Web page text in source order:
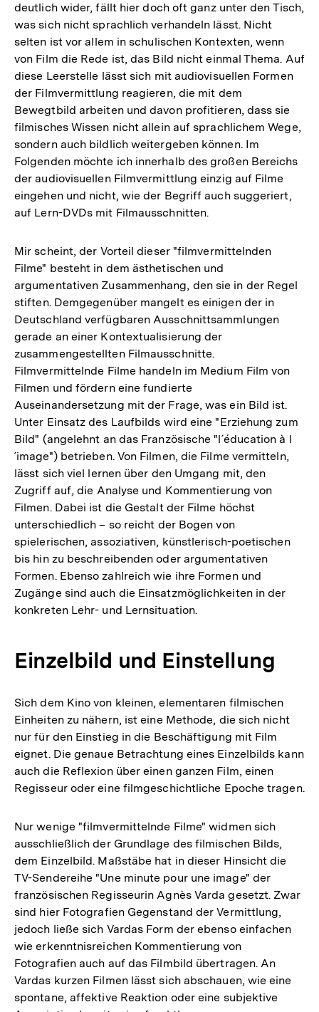
deutlich wider, fällt hier doch oft ganz unter den Tisch,
was sich nicht sprachlich verhandeln lässt. Nicht
selten ist vor allem in schulischen Kontexten, wenn
von Film die Rede ist, das Bild nicht einmal Thema. Auf
diese Leerstelle lässt sich mit audiovisuellen Formen
der Filmvermittlung reagieren, die mit dem
Bewegtbild arbeiten und davon profitieren, dass sie
filmisches Wissen nicht allein auf sprachlichem Wege,
sondern auch bildlich weitergeben können. Im
Folgenden möchte ich innerhalb des großen Bereichs
der audiovisuellen Filmvermittlung einzig auf Filme
eingehen und nicht, wie der Begriff auch suggeriert,
auf Lern-DVDs mit Filmausschnitten.
Mir scheint, der Vorteil dieser "filmvermittelnden
Filme" besteht in dem ästhetischen und
argumentativen Zusammenhang, den sie in der Regel
stiften. Demgegenüber mangelt es einigen der in
Deutschland verfügbaren Ausschnittsammlungen
gerade an einer Kontextualisierung der
zusammengestellten Filmausschnitte.
Filmvermittelnde Filme handeln im Medium Film von
Filmen und fördern eine fundierte
Auseinandersetzung mit der Frage, was ein Bild ist.
Unter Einsatz des Laufbilds wird eine "Erziehung zum
Bild" (angelehnt an das Französische "l´éducation à l
´image") betrieben. Von Filmen, die Filme vermitteln,
lässt sich viel lernen über den Umgang mit, den
Zugriff auf, die Analyse und Kommentierung von
Filmen. Dabei ist die Gestalt der Filme höchst
unterschiedlich – so reicht der Bogen von
spielerischen, assoziativen, künstlerisch-poetischen
bis hin zu beschreibenden oder argumentativen
Formen. Ebenso zahlreich wie ihre Formen und
Zugänge sind auch die Einsatzmöglichkeiten in der
konkreten Lehr- und Lernsituation.
Einzelbild und Einstellung
Sich dem Kino von kleinen, elementaren filmischen
Einheiten zu nähern, ist eine Methode, die sich nicht
nur für den Einstieg in die Beschäftigung mit Film
eignet. Die genaue Betrachtung eines Einzelbilds kann
auch die Reflexion über einen ganzen Film, einen
Regisseur oder eine filmgeschichtliche Epoche tragen.
Nur wenige "filmvermittelnde Filme" widmen sich
ausschließlich der Grundlage des filmischen Bilds,
dem Einzelbild. Maßstäbe hat in dieser Hinsicht die
TV-Sendereihe "Une minute pour une image" der
französischen Regisseurin Agnès Varda gesetzt. Zwar
sind hier Fotografien Gegenstand der Vermittlung,
jedoch ließe sich Vardas Form der ebenso einfachen
wie erkenntnisreichen Kommentierung von
Fotografien auch auf das Filmbild übertragen. An
Vardas kurzen Filmen lässt sich abschauen, wie eine
spontane, affektive Reaktion oder eine subjektive